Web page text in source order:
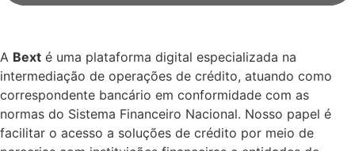
A Bext é uma plataforma digital especializada na
intermediação de operações de crédito, atuando como
correspondente bancário em conformidade com as
normas do Sistema Financeiro Nacional. Nosso papel é
facilitar o acesso a soluções de crédito por meio de